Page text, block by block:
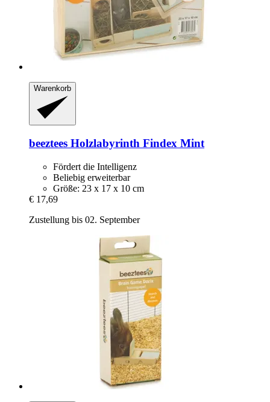
Warenkorb
beeztees Holzlabyrinth Findex Mint
Fördert die Intelligenz
Beliebig erweiterbar
Größe: 23 x 17 x 10 cm
€ 17,69
Zustellung bis 02. September